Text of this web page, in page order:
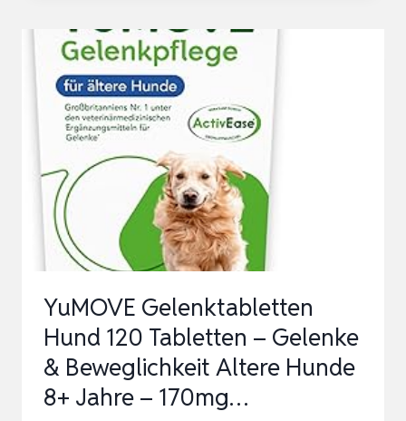
HUND
TROPFEN
100
ML
FLÜSSIGE
B-
VITAMINE
FÜR
LEICHTE
EINNAHME
STATT…
YuMOVE Gelenktabletten
Hund 120 Tabletten – Gelenke
& Beweglichkeit Altere Hunde
8+ Jahre – 170mg…